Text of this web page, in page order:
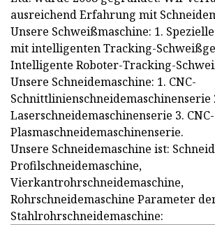
ausreichend Erfahrung mit
Unsere Schweißmaschine: 1.
mit intelligenten Tracking-
Intelligente Roboter-Tracking-
Unsere Schneidemaschine: 1. CNC-
Schnittlinienschneidemaschinenserie
Laserschneidemaschinenserie 3. CNC-
Plasmaschneidemaschinenserie.
Unsere Schneidemaschine ist:
Profilschneidemaschine,
Vierkantrohrschneidemaschine,
Rohrschneidemaschine Parameter
Stahlrohrschneidemaschine: